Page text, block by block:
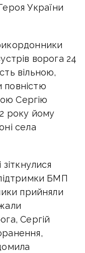
України
ворога 24
вільною,
Сергію
року йому
села
БМП
прийняли
Сергій